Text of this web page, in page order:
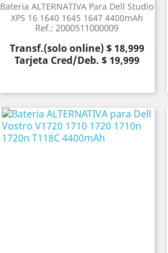
Bateria ALTERNATIVA Para Dell Studio
XPS 16 1640 1645 1647 4400mAh
Ref.: 2000511000009
Precio
Transf.(solo online) $ 18,999
Tarjeta Cred/Deb. $ 19,999
Vista rápida